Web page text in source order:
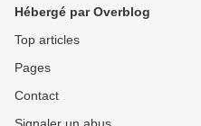
Hébergé par Overblog
Top articles
Pages
Contact